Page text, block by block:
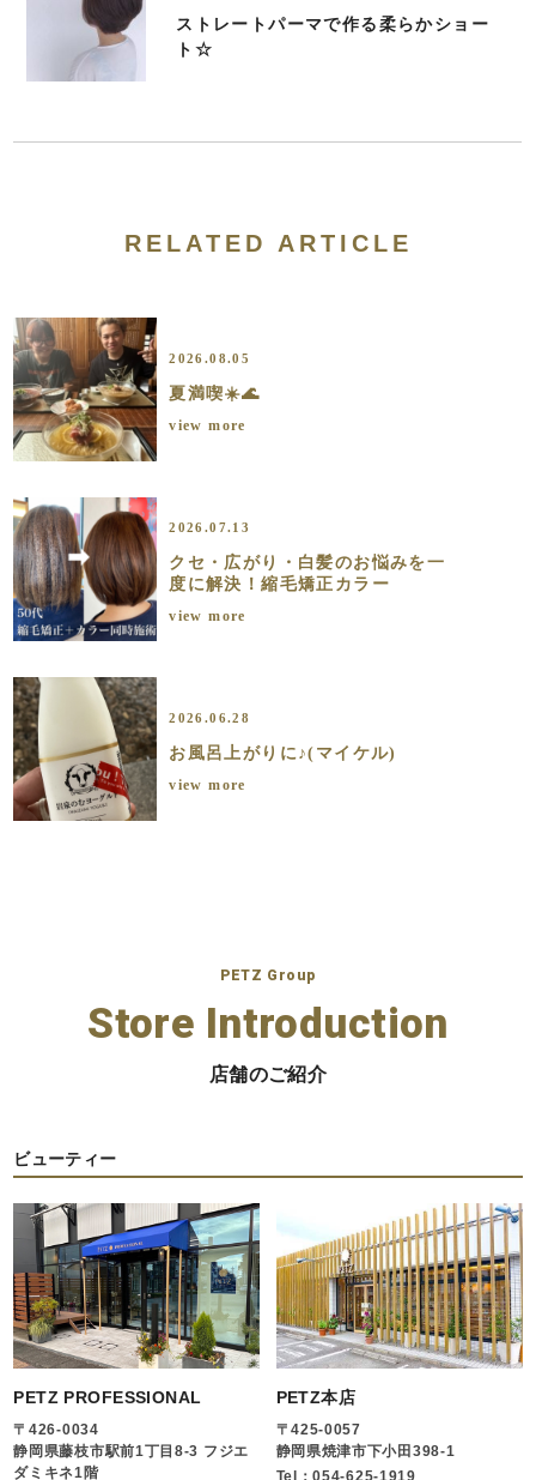
ストレートパーマで作る柔らかショー
ト☆
RELATED ARTICLE
2026.08.05
夏満喫☀️🌊
view more
2026.07.13
クセ・広がり・白髪のお悩みを一
度に解決！縮毛矯正カラー
view more
2026.06.28
お風呂上がりに♪(マイケル)
view more
PETZ Group
Store Introduction
店舗のご紹介
ビューティー
PETZ PROFESSIONAL
〒426-0034
静岡県藤枝市駅前1丁目8-3 フジエ
ダミキネ1階
PETZ本店
〒425-0057
静岡県焼津市下小田398-1
Tel：054-625-1919